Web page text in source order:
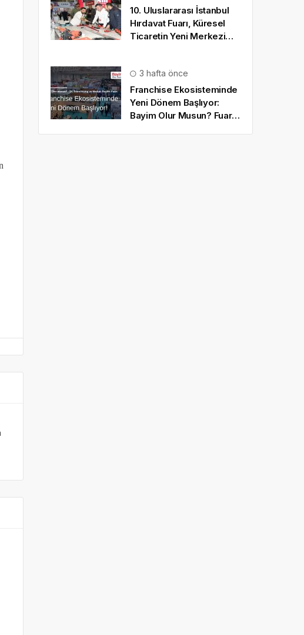
10. Uluslararası İstanbul
Hırdavat Fuarı, Küresel
Ticaretin Yeni Merkezi
3 hafta önce
Franchise Ekosisteminde
Yeni Dönem Başlıyor:
Bayim Olur Musun? Fuarı